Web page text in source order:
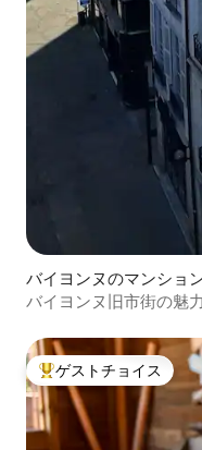
バイヨンヌのマンショ
バイヨンヌ旧市街の魅
大好評のゲストチョイ
ゲストチョイス